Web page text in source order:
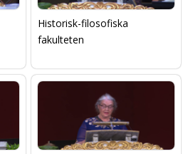
Historisk-filosofiska
fakulteten